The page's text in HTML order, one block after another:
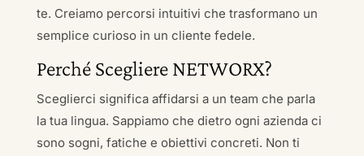
te. Creiamo percorsi intuitivi che trasformano un
semplice curioso in un cliente fedele.
Perché Scegliere NETWORX?
Sceglierci significa affidarsi a un team che parla
la tua lingua. Sappiamo che dietro ogni azienda ci
sono sogni, fatiche e obiettivi concreti. Non ti